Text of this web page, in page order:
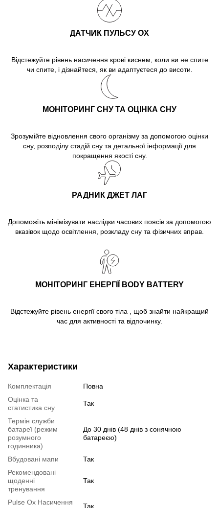
ДАТЧИК ПУЛЬСУ OX
Відстежуйте рівень насичення крові киснем, коли ви не спите
чи спите, і дізнайтеся, як ви адаптуєтеся до висоти.
МОНІТОРИНГ СНУ ТА ОЦІНКА СНУ
Зрозумійте відновлення свого організму за допомогою оцінки
сну, розподілу стадій сну та детальної інформації для
покращення якості сну.
РАДНИК ДЖЕТ ЛАГ
Допоможіть мінімізувати наслідки часових поясів за допомогою
вказівок щодо освітлення, розкладу сну та фізичних вправ.
МОНІТОРИНГ ЕНЕРГІЇ BODY BATTERY
Відстежуйте рівень енергії свого тіла , щоб знайти найкращий
час для активності та відпочинку.
Характеристики
Комплектація
Повна
Оцінка та
статистика сну
Так
Термін служби
батареї (режим
розумного
годинника)
До 30 днів (48 днів з сонячною
батареєю)
Вбудовані мапи
Так
Рекомендовані
щоденні
тренування
Так
Pulse Ox Насичення
Так